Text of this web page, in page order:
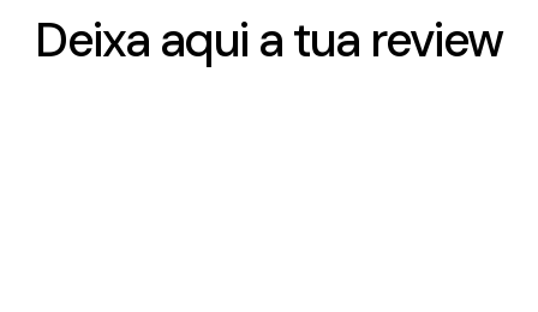
Deixa aqui a tua review